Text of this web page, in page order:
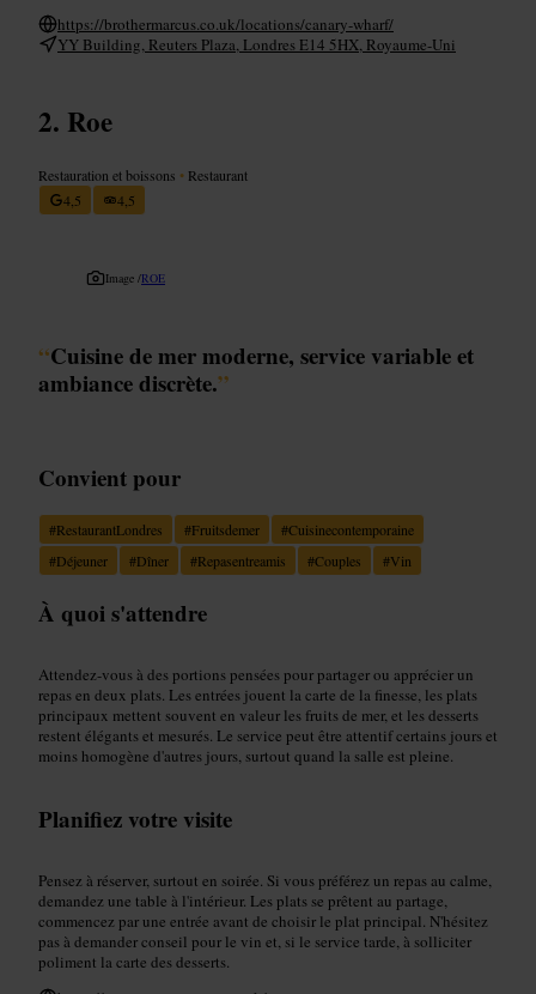
https://brothermarcus.co.uk/locations/canary-wharf/
YY Building, Reuters Plaza, Londres E14 5HX, Royaume-Uni
Roe
Restauration et boissons • Restaurant
4,5
4,5
Image /ROE
“Cuisine de mer moderne, service variable et
ambiance discrète.”
Convient pour
#RestaurantLondres #Fruitsdemer #Cuisinecontemporaine
#Déjeuner #Dîner #Repasentreamis #Couples #Vin
À quoi s'attendre
Attendez-vous à des portions pensées pour partager ou apprécier un
repas en deux plats. Les entrées jouent la carte de la finesse, les plats
principaux mettent souvent en valeur les fruits de mer, et les desserts
restent élégants et mesurés. Le service peut être attentif certains jours et
moins homogène d'autres jours, surtout quand la salle est pleine.
Planifiez votre visite
Pensez à réserver, surtout en soirée. Si vous préférez un repas au calme,
demandez une table à l'intérieur. Les plats se prêtent au partage,
commencez par une entrée avant de choisir le plat principal. N'hésitez
pas à demander conseil pour le vin et, si le service tarde, à solliciter
poliment la carte des desserts.